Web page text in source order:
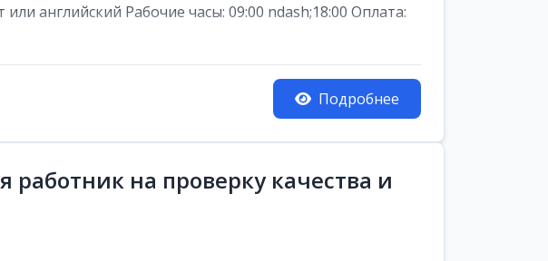
английский Рабочие часы: 09:00 ndash;18:00 Оплата:
Подробнее
на проверку качества и